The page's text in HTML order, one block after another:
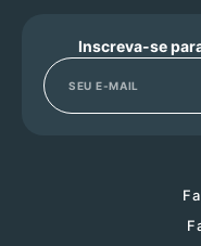
Inscreva-se